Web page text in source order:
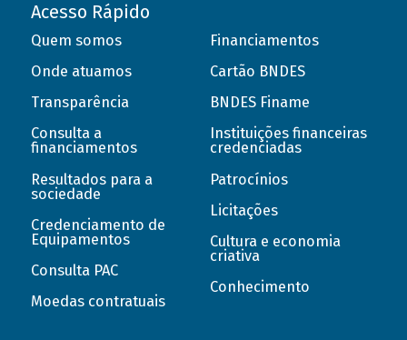
Acesso Rápido
Quem somos
Onde atuamos
Transparência
Consulta a
financiamentos
Resultados para a
sociedade
Credenciamento de
Equipamentos
Consulta PAC
Moedas contratuais
Financiamentos
Cartão BNDES
BNDES Finame
Instituições financeiras
credenciadas
Patrocínios
Licitações
Cultura e economia
criativa
Conhecimento